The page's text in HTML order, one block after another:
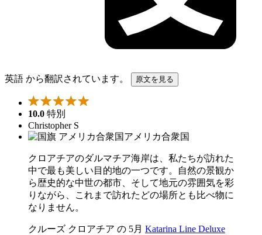
英語 から翻訳されています。 原文を見る
10.0 特別
Christopher S
アメリカ合衆国
クロアチアのダルマチア海岸は、私たちが訪れた
中で最も美しい目的地の一つです。自然の景観か
ら歴史的な中世の都市、そして地元の雰囲気を彩
りながら、これまで訪れたどの場所とも比べ物に
なりません。
クルーズ クロアチア の 5月 Katarina Line Deluxe